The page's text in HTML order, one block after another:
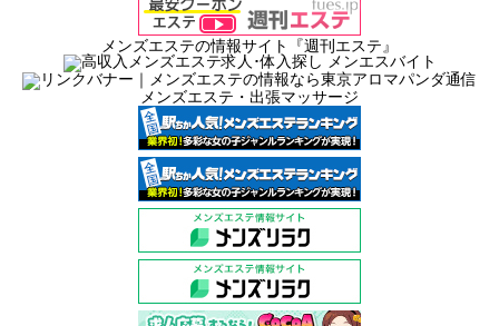
メンズエステの情報サイト『週刊エステ』
メンズエステ・出張マッサージ